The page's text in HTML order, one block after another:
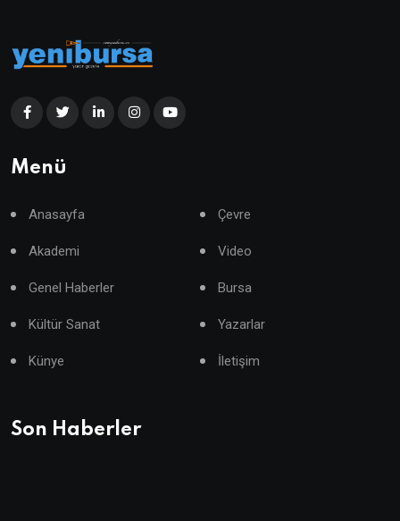
Menü
Anasayfa Çevre
Akademi Video
Genel Haberler Bursa
Kültür Sanat Yazarlar
Künye İletişim
Son Haberler